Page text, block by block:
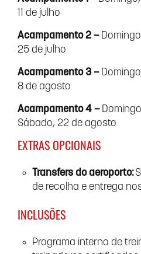
11 de julho
Acampamento 2 –
25 de julho
Acampamento 3 –
8 de agosto
Acampamento 4 –
Sábado, 22 de agosto
EXTRAS OPCIONAIS
Transfers do aeroporto:
de recolha e entrega
INCLUSÕES
Programa interno de